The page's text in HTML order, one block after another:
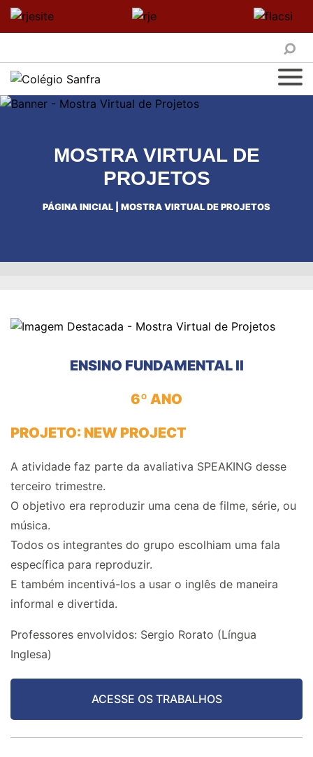
MOSTRA VIRTUAL DE
PROJETOS
PÁGINA INICIAL MOSTRA VIRTUAL DE PROJETOS
ENSINO FUNDAMENTAL II
6º ANO
PROJETO: NEW PROJECT
A atividade faz parte da avaliativa SPEAKING desse
terceiro trimestre.
O objetivo era reproduzir uma cena de filme, série, ou
música.
Todos os integrantes do grupo escolhiam uma fala
específica para reproduzir.
E também incentivá-los a usar o inglês de maneira
informal e divertida.
Professores envolvidos: Sergio Rorato (Língua
Inglesa)
ACESSE OS TRABALHOS